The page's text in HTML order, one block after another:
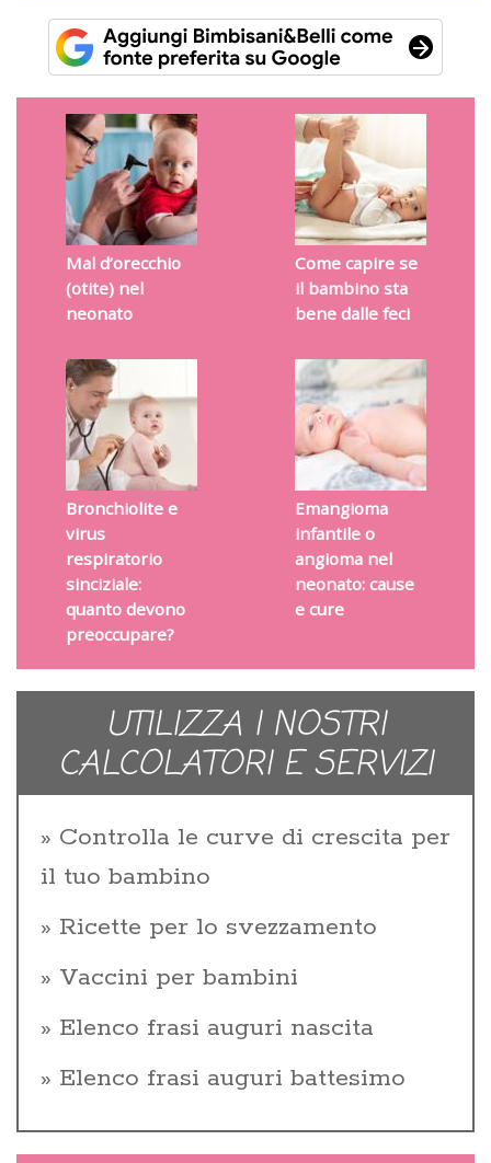
Mal d’orecchio
(otite) nel
neonato
Come capire se
il bambino sta
bene dalle feci
Bronchiolite e
virus
respiratorio
sinciziale:
quanto devono
preoccupare?
Emangioma
infantile o
angioma nel
neonato: cause
e cure
UTILIZZA I NOSTRI
CALCOLATORI E SERVIZI
Controlla le curve di crescita per
il tuo bambino
Ricette per lo svezzamento
Vaccini per bambini
Elenco frasi auguri nascita
Elenco frasi auguri battesimo